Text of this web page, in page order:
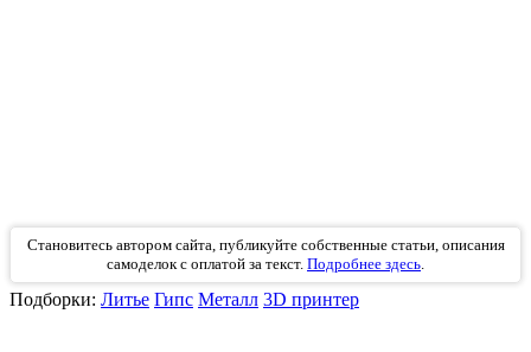
Становитесь автором сайта, публикуйте собственные статьи, описания
самоделок с оплатой за текст. Подробнее здесь.
Подборки: Литье Гипс Металл 3D принтер